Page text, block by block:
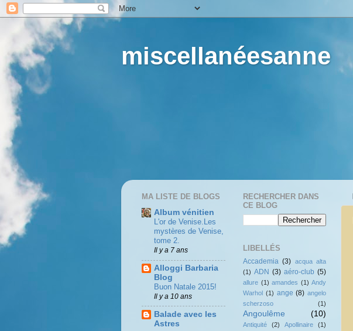
miscellanéesanne
MA LISTE DE BLOGS
Album vénitien
L'or de Venise.Les
mystères de Venise,
tome 2.
Il y a 7 ans
Alloggi Barbaria
Blog
Buon Natale 2015!
Il y a 10 ans
Balade avec les
Astres
RECHERCHER DANS
CE BLOG
LIBELLÉS
Accademia (3) acqua alta
(1) ADN (3) aéro-club (5)
allure (1) amandes (1) Andy
Warhol (1) ange (8) angelo
scherzoso
(1)
Angoulême (10)
Antiquité (2) Apollinaire
(1)